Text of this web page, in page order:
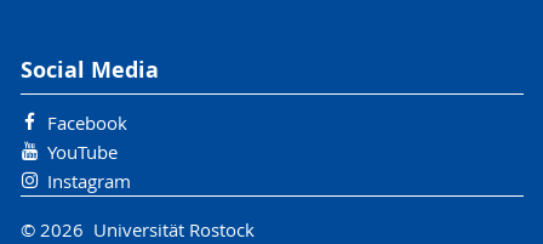
Social Media
Facebook
YouTube
Instagram
© 2026 Universität Rostock